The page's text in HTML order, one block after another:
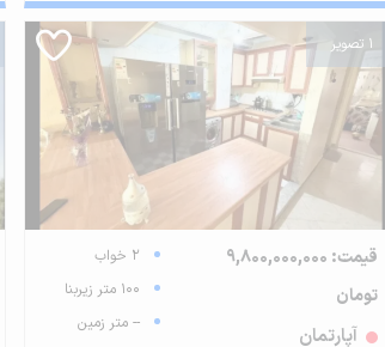
1 تصویر
قیمت: 9,800,000,000
تومان
آپارتمان
2 خواب
100 متر زیربنا
-- متر زمین